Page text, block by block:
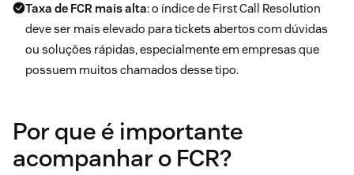
Taxa de FCR mais alta: o índice de First Call Resolution
deve ser mais elevado para tickets abertos com dúvidas
ou soluções rápidas, especialmente em empresas que
possuem muitos chamados desse tipo.
Por que é importante
acompanhar o FCR?